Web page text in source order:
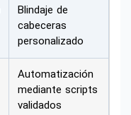
Blindaje de
cabeceras
personalizado
Automatización
mediante scripts
validados